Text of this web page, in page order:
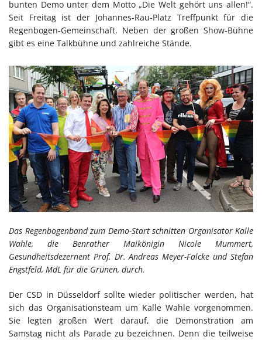
bunten Demo unter dem Motto „Die Welt gehört uns allen!“.
Seit Freitag ist der Johannes-Rau-Platz Treffpunkt für die
Regenbogen-Gemeinschaft. Neben der großen Show-Bühne
gibt es eine Talkbühne und zahlreiche Stände.
Das Regenbogenband zum Demo-Start schnitten Organisator Kalle
Wahle, die Benrather Maikönigin Nicole Mummert,
Gesundheitsdezernent Prof. Dr. Andreas Meyer-Falcke und Stefan
Engstfeld, MdL für die Grünen, durch.
Der CSD in Düsseldorf sollte wieder politischer werden, hat
sich das Organisationsteam um Kalle Wahle vorgenommen.
Sie legten großen Wert darauf, die Demonstration am
Samstag nicht als Parade zu bezeichnen. Denn die teilweise